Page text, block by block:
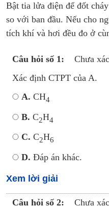
Bật tia lửa điện để đốt
so với ban đầu. Nếu cho
tích khí và hơi đều đo ở
Câu hỏi số 1:
Chưa
Xác định CTPT của A.
A. CH4
B. C2H4
C. C2H6
D. Đáp án khác.
Xem lời giải
Câu hỏi số 2:
Chưa